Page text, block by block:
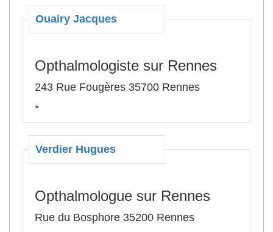
Ouairy Jacques
Opthalmologiste sur Rennes
243 Rue Fougères 35700 Rennes
*
Verdier Hugues
Opthalmologue sur Rennes
Rue du Bosphore 35200 Rennes